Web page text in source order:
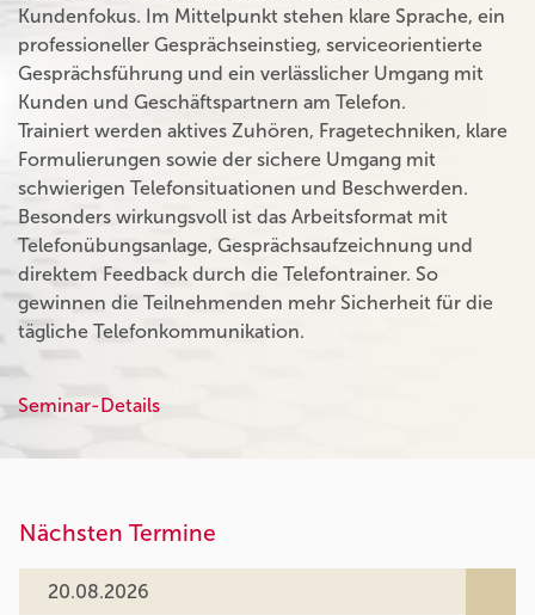
Kundenfokus. Im Mittelpunkt stehen klare Sprache, ein
professioneller Gesprächseinstieg, serviceorientierte
Gesprächsführung und ein verlässlicher Umgang mit
Kunden und Geschäftspartnern am Telefon.
Trainiert werden aktives Zuhören, Fragetechniken, klare
Formulierungen sowie der sichere Umgang mit
schwierigen Telefonsituationen und Beschwerden.
Besonders wirkungsvoll ist das Arbeitsformat mit
Telefonübungsanlage, Gesprächsaufzeichnung und
direktem Feedback durch die Telefontrainer. So
gewinnen die Teilnehmenden mehr Sicherheit für die
tägliche Telefonkommunikation.
Seminar-Details
Nächsten Termine
20.08.2026